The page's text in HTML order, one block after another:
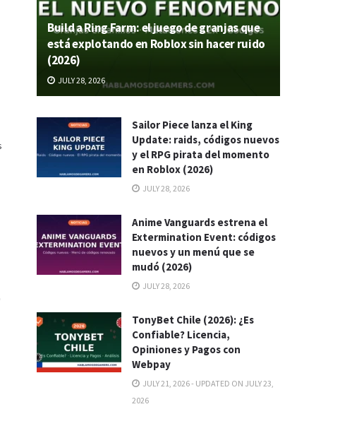
Build a Ring Farm: el juego de granjas que
está explotando en Roblox sin hacer ruido
(2026)
JULY 28, 2026
Sailor Piece lanza el King
Update: raids, códigos nuevos
y el RPG pirata del momento
en Roblox (2026)
JULY 28, 2026
Anime Vanguards estrena el
Extermination Event: códigos
nuevos y un menú que se
mudó (2026)
JULY 28, 2026
TonyBet Chile (2026): ¿Es
Confiable? Licencia,
Opiniones y Pagos con
Webpay
JULY 21, 2026 - UPDATED ON JULY 23,
2026